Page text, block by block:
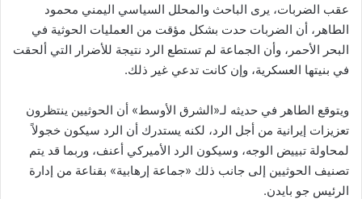
عقب الضربات، يرى الباحث والمحلل السياسي اليمني محمود
الطاهر، أن الضربات حدت بشكل مؤقت من العمليات الحوثية في
البحر الأحمر، وأن الجماعة لم تستطع الرد نتيجة للأضرار التي ألحقت
في بنيتها العسكرية، وإن كانت تدعي غير ذلك.
ويتوقع الطاهر في حديثه لـ«الشرق الأوسط» أن الحوثيين ينتظرون
تعزيزات إيرانية من أجل الرد، لكنه يستدرك أن الرد سيكون خجولاً
لمحاولة تبييض الوجه، وسيكون الرد الأميركي أعنف، وربما قد يتم
تصنيف الحوثيين إلى جانب ذلك «جماعة إرهابية» بقناعة من إدارة
الرئيس جو بايدن.